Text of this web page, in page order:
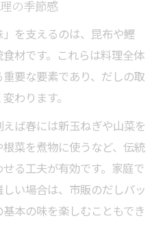
の季節感
を支えるのは、昆布や鰹
材です。これらは料理全体
要な要素であり、だしの取
わります。
ば春には新玉ねぎや山菜を
菜を煮物に使うなど、伝統
る工夫が有効です。家庭で
い場合は、市販のだしパッ
本の味を楽しむこともでき